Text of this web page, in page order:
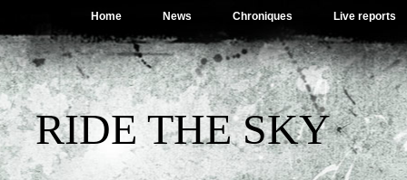
Home News Chroniques Live reports
RIDE THE SKY